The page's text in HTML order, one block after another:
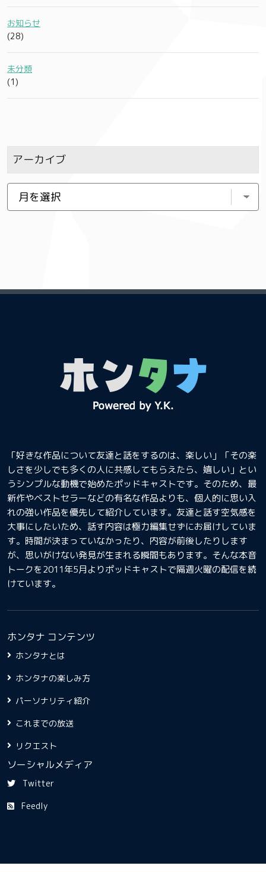
お知らせ
(28)
未分類
(1)
アーカイブ
「好きな作品について友達と話をするのは、楽しい」「その楽
しさを少しでも多くの人に共感してもらえたら、嬉しい」とい
うシンプルな動機で始めたポッドキャストです。そのため、最
新作やベストセラーなどの有名な作品よりも、個人的に思い入
れの強い作品を優先して紹介しています。友達と話す空気感を
大事にしたいため、話す内容は極力編集せずにお届けしていま
す。時間が決まっていなかったり、内容が前後したりします
が、思いがけない発見が生まれる瞬間もあります。そんな本音
トークを2011年5月よりポッドキャストで隔週火曜の配信を続
けています。
ホンタナ コンテンツ
ホンタナとは
ホンタナの楽しみ方
パーソナリティ紹介
これまでの放送
リクエスト
ソーシャルメディア
Twitter
Feedly